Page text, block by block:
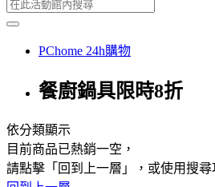
PChome 24h購物
餐廚鍋具限時8折
依分類顯示
目前商品已熱銷一空，
請點擊「回到上一層」，或使用搜尋